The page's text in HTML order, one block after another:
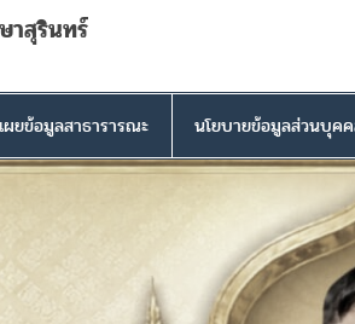
าสุรินทร์
ผยข้อมูลสาธารารณะ นโยบายข้อมูลส่วนบุค